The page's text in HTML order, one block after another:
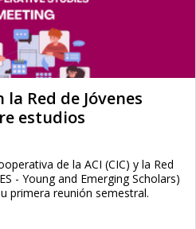
la Red de Jóvenes
estudios
de la ACI (CIC) y la Red
- Young and Emerging Scholars)
primera reunión semestral.